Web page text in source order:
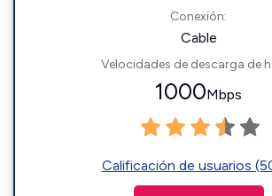
Conexión:
Cable
Velocidades de descarga de
1000Mbps
Calificación de usuarios